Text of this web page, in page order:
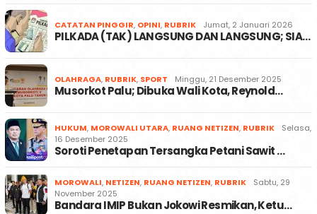
CATATAN PINGGIR, OPINI, RUBRIK Jumat, 2 Januari 2026
PILKADA (TAK) LANGSUNG DAN LANGSUNG; SIA…
OLAHRAGA, RUBRIK, SPORT Minggu, 21 Desember 2025
Musorkot Palu; Dibuka Wali Kota, Reynold…
HUKUM, MOROWALI UTARA, RUANG NETIZEN, RUBRIK
Selasa,
16 Desember 2025
Soroti Penetapan Tersangka Petani Sawit …
MOROWALI, NETIZEN, RUANG NETIZEN, RUBRIK
Sabtu, 29
November 2025
Bandara IMIP Bukan Jokowi Resmikan, Ketu…